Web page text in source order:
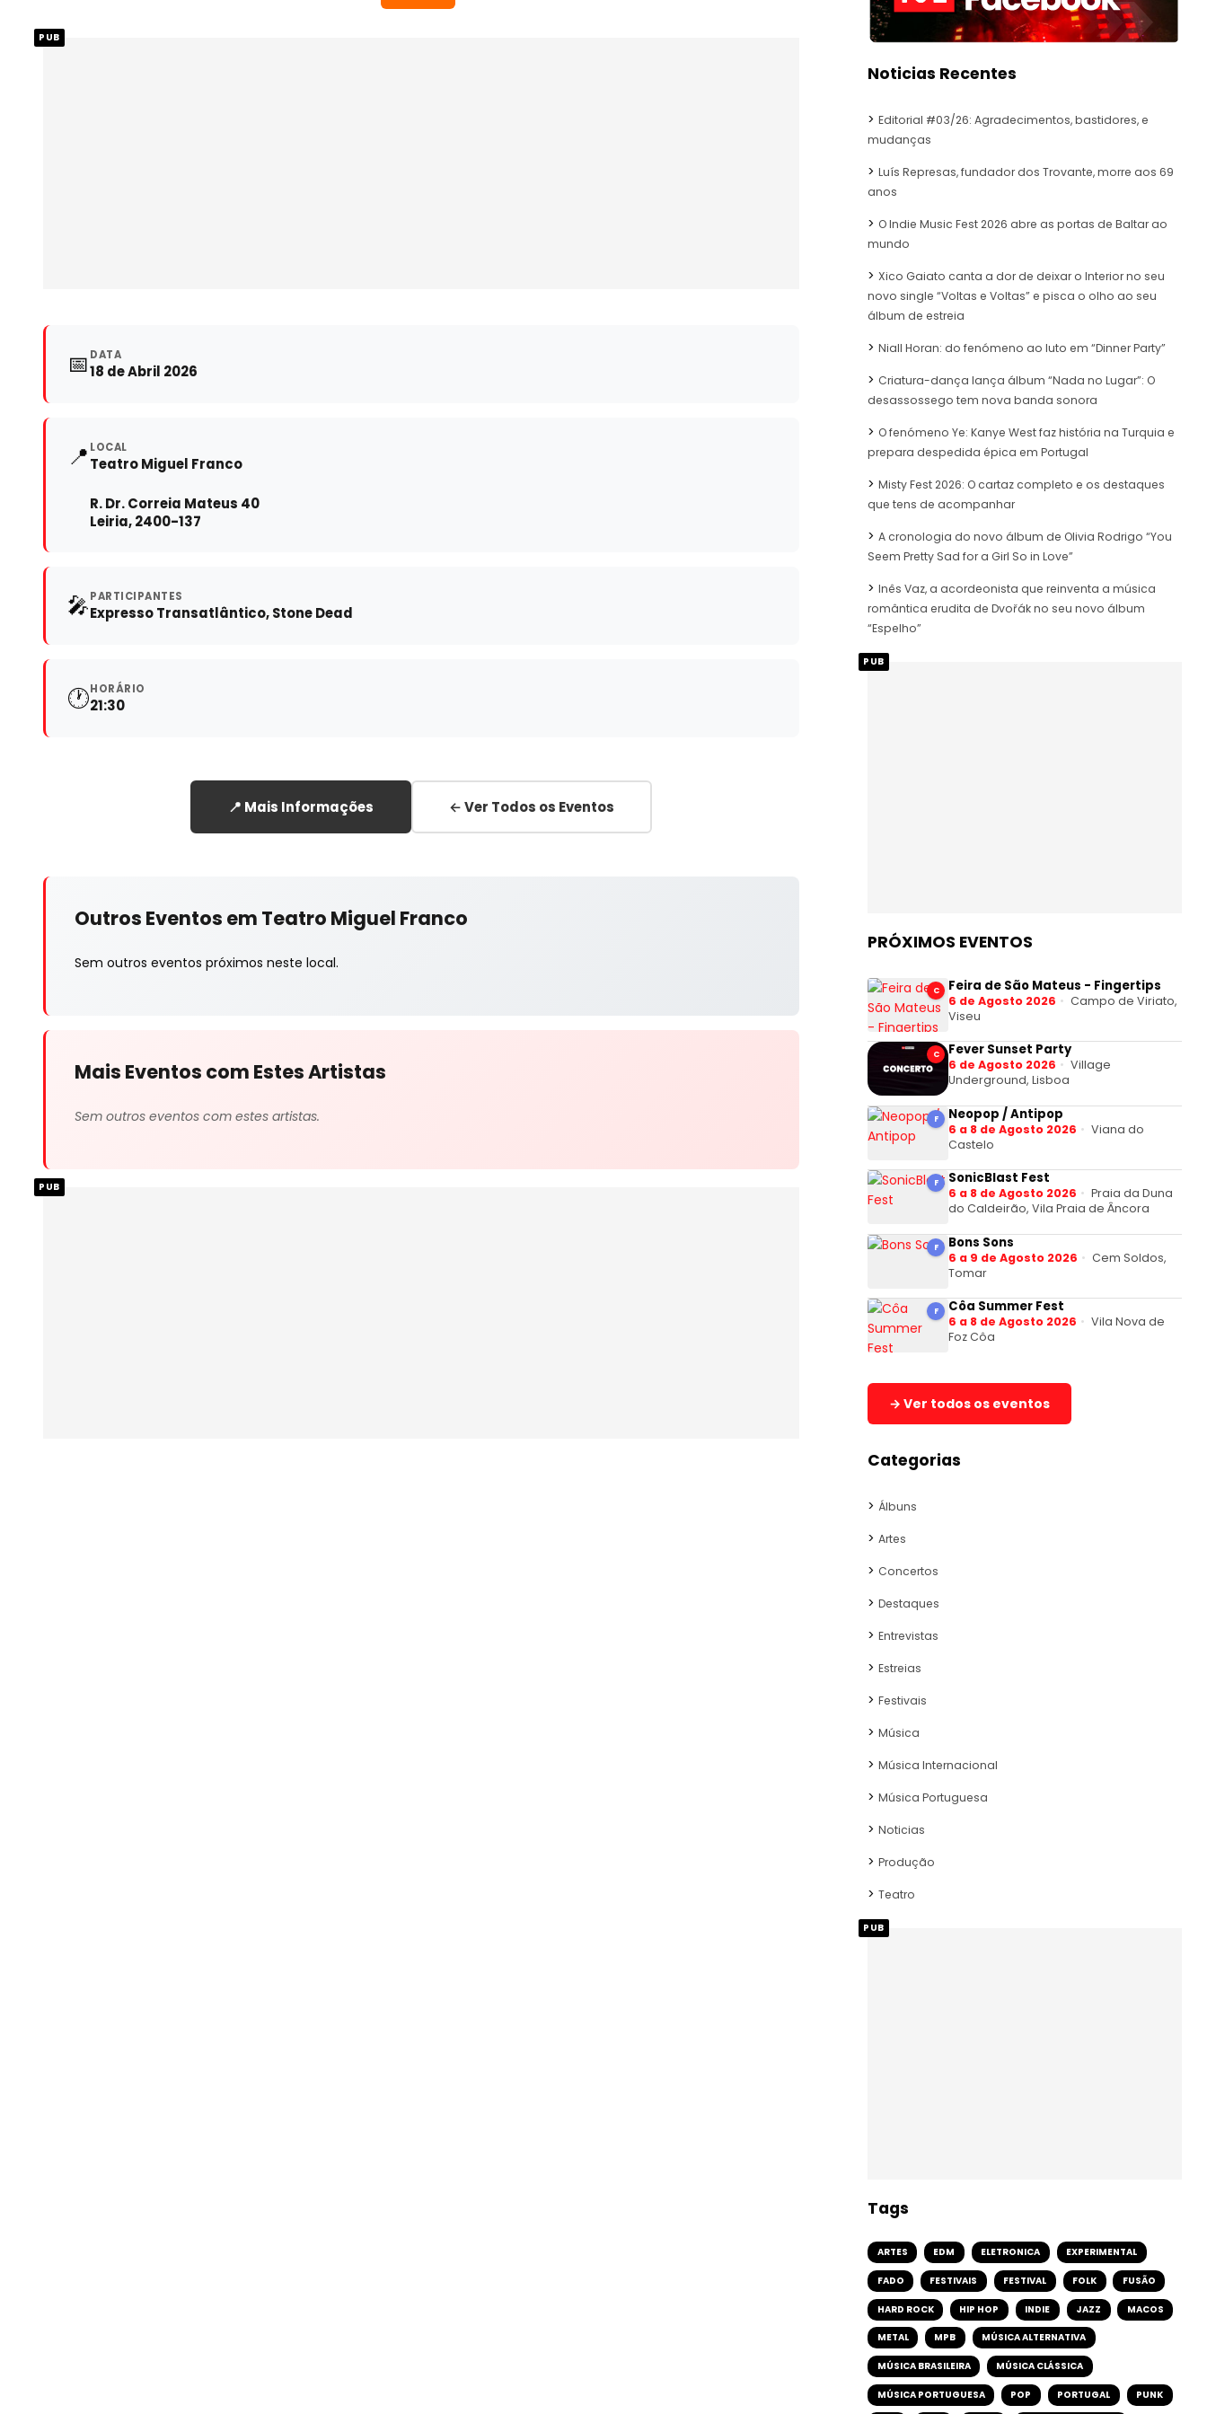
PUB
📅 DATA
18 de Abril 2026
📍 LOCAL
Teatro Miguel Franco
R. Dr. Correia Mateus 40
Leiria, 2400-137
🎤PARTICIPANTES
Expresso Transatlântico, Stone Dead
🕐HORÁRIO
21:30
📍 Mais Informações ← Ver Todos os Eventos
Outros Eventos em Teatro Miguel Franco
Sem outros eventos próximos neste local.
Mais Eventos com Estes Artistas
Sem outros eventos com estes artistas.
PUB
Noticias Recentes
Editorial #03/26: Agradecimentos, bastidores, e
mudanças
Luís Represas, fundador dos Trovante, morre aos 69
anos
O Indie Music Fest 2026 abre as portas de Baltar ao
mundo
Xico Gaiato canta a dor de deixar o Interior no seu
novo single “Voltas e Voltas” e pisca o olho ao seu
álbum de estreia
Niall Horan: do fenómeno ao luto em “Dinner Party”
Criatura-dança lança álbum “Nada no Lugar”: O
desassossego tem nova banda sonora
O fenómeno Ye: Kanye West faz história na Turquia e
prepara despedida épica em Portugal
Misty Fest 2026: O cartaz completo e os destaques
que tens de acompanhar
A cronologia do novo álbum de Olivia Rodrigo “You
Seem Pretty Sad for a Girl So in Love”
Inês Vaz, a acordeonista que reinventa a música
romântica erudita de Dvořák no seu novo álbum
“Espelho”
PUB
PRÓXIMOS EVENTOS
C Feira de São Mateus - Fingertips
6 de Agosto 2026
Campo de Viriato,
Viseu
C Fever Sunset Party
6 de Agosto 2026
Village
Underground, Lisboa
F Neopop / Antipop
6 a 8 de Agosto 2026
Viana do
Castelo
F SonicBlast Fest
6 a 8 de Agosto 2026
Praia da Duna
do Caldeirão, Vila Praia de Âncora
F Bons Sons
6 a 9 de Agosto 2026
Cem Soldos,
Tomar
F Côa Summer Fest
6 a 8 de Agosto 2026
Vila Nova de
Foz Côa
→ Ver todos os eventos
Categorias
Álbuns
Artes
Concertos
Destaques
Entrevistas
Estreias
Festivais
Música
Música Internacional
Música Portuguesa
Noticias
Produção
Teatro
PUB
Tags
ARTES EDM ELETRONICA EXPERIMENTAL
FADO FESTIVAIS FESTIVAL FOLK FUSÃO
HARD ROCK HIP HOP INDIE JAZZ MACOS
METAL MPB MÚSICA ALTERNATIVA
MÚSICA BRASILEIRA MÚSICA CLÁSSICA
MÚSICA PORTUGUESA POP PORTUGAL PUNK